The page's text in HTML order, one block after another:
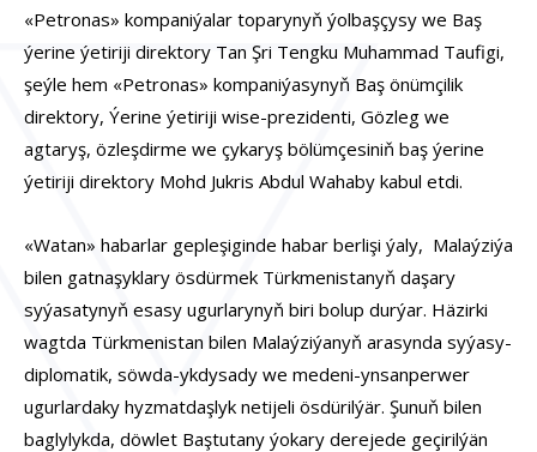
«Petronas» kompaniýalar toparynyň ýolbaşçysy we Baş
ýerine ýetiriji direktory Tan Şri Tengku Muhammad Taufigi,
şeýle hem «Petronas» kompaniýasynyň Baş önümçilik
direktory, Ýerine ýetiriji wise-prezidenti, Gözleg we
agtaryş, özleşdirme we çykaryş bölümçesiniň baş ýerine
ýetiriji direktory Mohd Jukris Abdul Wahaby kabul etdi.
«Watan» habarlar gepleşiginde habar berlişi ýaly, Malaýziýa
bilen gatnaşyklary ösdürmek Türkmenistanyň daşary
syýasatynyň esasy ugurlarynyň biri bolup durýar. Häzirki
wagtda Türkmenistan bilen Malaýziýanyň arasynda syýasy-
diplomatik, söwda-ykdysady we medeni-ynsanperwer
ugurlardaky hyzmatdaşlyk netijeli ösdürilýär. Şunuň bilen
baglylykda, döwlet Baştutany ýokary derejede geçirilýän